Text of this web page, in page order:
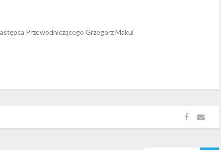
Przewodniczącego Grzegorz Makul